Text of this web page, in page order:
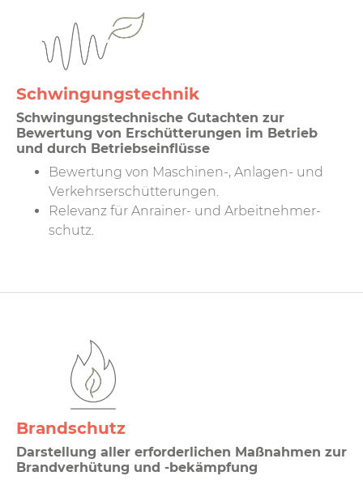
Schwingungstechnik
Schwingungstechnische Gutachten zur
Bewertung von Erschütterungen im Betrieb
und durch Betriebs­einflüsse
Bewertung von Maschinen-, Anlagen- und
Verkehrs­erschütterungen.
Relevanz für Anrainer- und Arbeit­nehmer­
schutz.
Brandschutz
Darstellung aller erforderlichen Maßnahmen zur
Brandverhütung und -bekämpfung